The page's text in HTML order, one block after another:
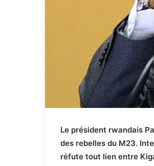
Le président rwandais
des rebelles du M23.
réfute tout lien entre